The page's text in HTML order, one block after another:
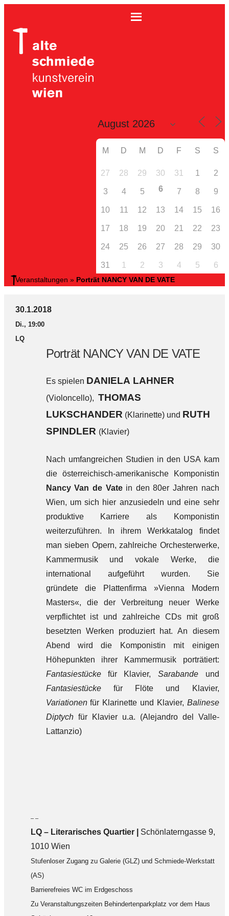
M D M D F S S
27 28 29 30 31 1 2
3 4 5 6 7 8 9
10 11 12 13 14 15 16
17 18 19 20 21 22 23
24 25 26 27 28 29 30
31 1 2 3 4 5 6
Veranstaltungen » Porträt NANCY VAN DE VATE
30.1.2018
Di., 19:00
LQ
Porträt NANCY VAN DE VATE
Es spielen DANIELA LAHNER
(Violoncello), THOMAS
LUKSCHANDER (Klarinette) und RUTH
SPINDLER (Klavier)
Nach umfangreichen Studien in den USA kam
die österreichisch-amerikanische Komponistin
Nancy Van de Vatein den 80er Jahren nach
Wien, um sich hier anzusiedeln und eine sehr
produktive Karriere als Komponistin
weiterzuführen. In ihrem Werkkatalog findet
man sieben Opern, zahlreiche Orchesterwerke,
Kammermusik und vokale Werke, die
international aufgeführt wurden. Sie
gründete die Plattenfirma »Vienna Modern
Masters«, die der Verbreitung neuer Werke
verpflichtet ist und zahlreiche CDs mit groß
besetzten Werken produziert hat. An diesem
Abend wird die Komponistin mit einigen
Höhepunkten ihrer Kammermusik porträtiert:
Fantasiestückefür Klavier, Sarabande und
Fantasiestückefür Flöte und Klavier,
Variationen für Klarinette und Klavier, Balinese
Diptychfür Klavier u.a. (Alejandro del Valle-
Lattanzio)
– –
LQ –Literarisches Quartier | Schönlaterngasse 9,
1010 Wien
Stufenloser Zugang zu Galerie (GLZ) und Schmiede-Werkstatt
(AS)
Barrierefreies WC im Erdgeschoss
Zu Veranstaltungszeiten Behindertenparkplatz vor dem Haus